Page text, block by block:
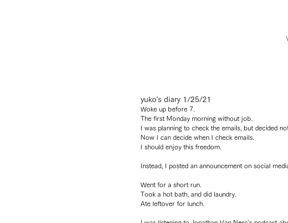
yuko's diary 1/25/21
Woke up before 7.
The first Monday morning without job.
I was planning to check the emails, but decided
Now I can decide when I check emails.
I should enjoy this freedom.
Instead, I posted an announcement on social
Went for a short run.
Took a hot bath, and did laundry.
Ate leftover for lunch.